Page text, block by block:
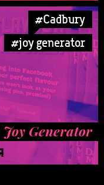
#Cadbury
#joy generator
Joy Generator